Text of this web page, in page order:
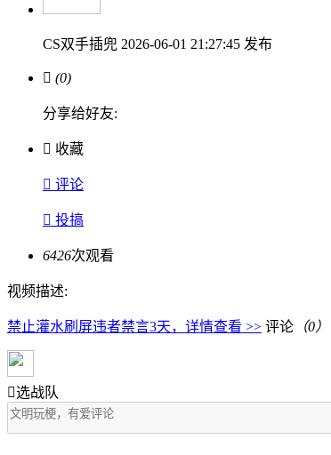
CS双手插兜 2026-06-01 21:27:45 发布
 (0)
分享给好友:
 收藏
 评论
 投搞
6426次观看
视频描述:
禁止灌水刷屏违者禁言3天，详情查看 >> 评论 （0）
选战队